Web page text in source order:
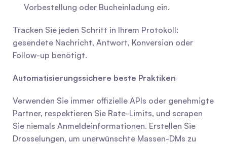
Vorbestellung oder Bucheinladung ein.
Tracken Sie jeden Schritt in Ihrem Protokoll:
gesendete Nachricht, Antwort, Konversion oder
Follow-up benötigt.
Automatisierungssichere beste Praktiken
Verwenden Sie immer offizielle APIs oder genehmigte
Partner, respektieren Sie Rate-Limits, und scrapen
Sie niemals Anmeldeinformationen. Erstellen Sie
Drosselungen, um unerwünschte Massen-DMs zu